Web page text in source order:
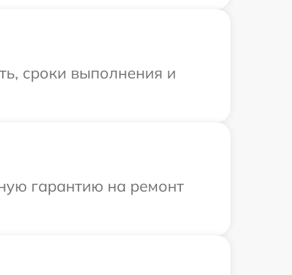
сроки выполнения и
гарантию на ремонт